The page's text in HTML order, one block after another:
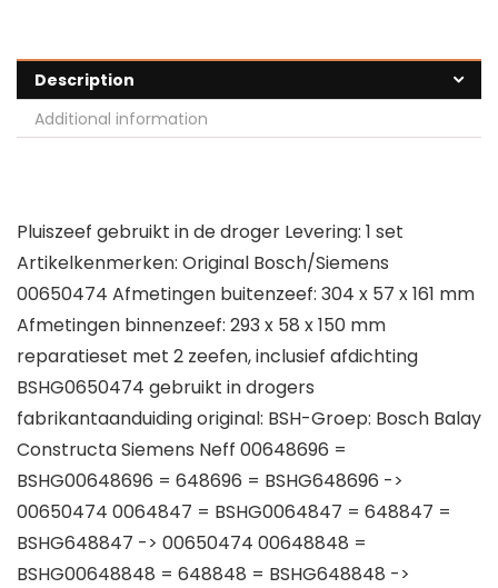
Description
Additional information
Pluiszeef gebruikt in de droger Levering: 1 set
Artikelkenmerken: Original Bosch/Siemens
00650474 Afmetingen buitenzeef: 304 x 57 x 161 mm
Afmetingen binnenzeef: 293 x 58 x 150 mm
reparatieset met 2 zeefen, inclusief afdichting
BSHG0650474 gebruikt in drogers
fabrikantaanduiding original: BSH-Groep: Bosch Balay
Constructa Siemens Neff 00648696 =
BSHG00648696 = 648696 = BSHG648696 ->
00650474 0064847 = BSHG0064847 = 648847 =
BSHG648847 -> 00650474 00648848 =
BSHG00648848 = 648848 = BSHG648848 ->